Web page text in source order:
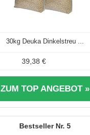
30kg Deuka Dinkelstreu ...
39,38 €
ZUM TOP ANGEBOT »
5